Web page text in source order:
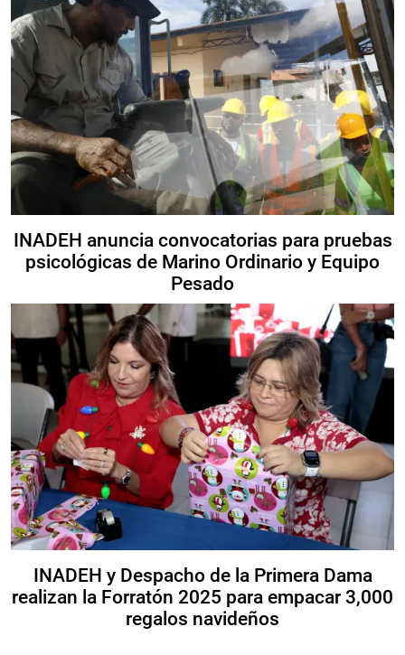
INADEH anuncia convocatorias para pruebas
psicológicas de Marino Ordinario y Equipo
Pesado
INADEH y Despacho de la Primera Dama
realizan la Forratón 2025 para empacar 3,000
regalos navideños